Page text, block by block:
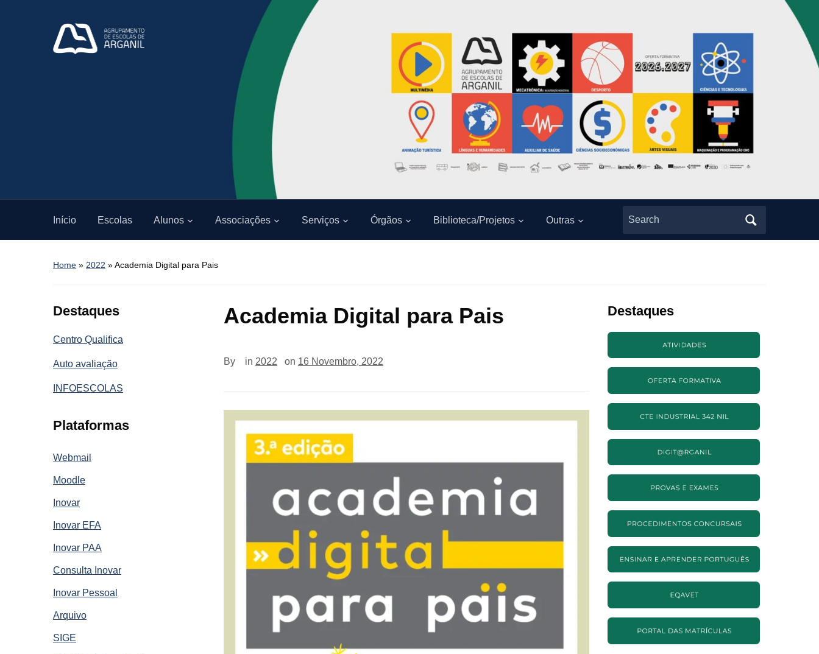
Início Escolas Alunos Associações Serviços Órgãos Biblioteca/Projetos Outras
Search
for:
Home » 2022 »Academia Digital para Pais
Destaques
Centro Qualifica
Auto avaliação
INFOESCOLAS
Plataformas
Webmail
Moodle
Inovar
Inovar EFA
Inovar PAA
Consulta Inovar
Inovar Pessoal
Arquivo
SIGE
Academia Digital para Pais
By in 2022 on 16 Novembro, 2022
Destaques